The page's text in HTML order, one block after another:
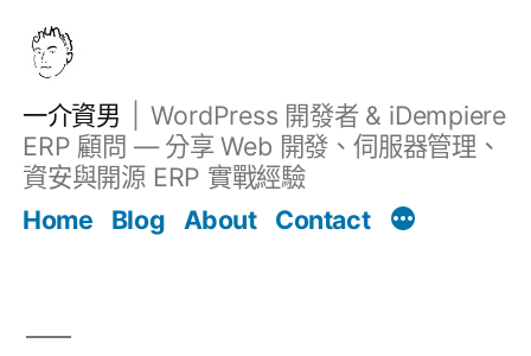
一介資男
WordPress 開發者 & iDempiere
ERP 顧問 — 分享 Web 開發、伺服器管理、
資安與開源 ERP 實戰經驗
Home
Blog About Contact
文章